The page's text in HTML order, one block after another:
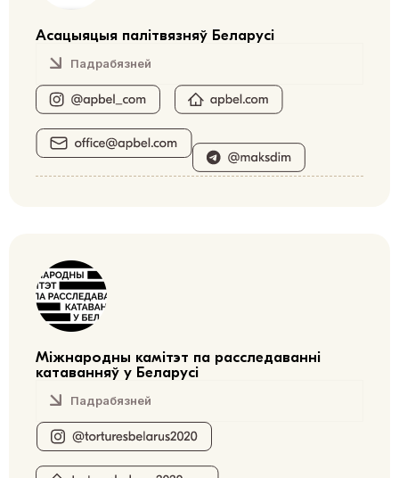
Асацыяцыя палітвязняў Беларусі
Падрабязней
Міжнародны камітэт па расследаванні
катаванняў у Беларусі
Падрабязней